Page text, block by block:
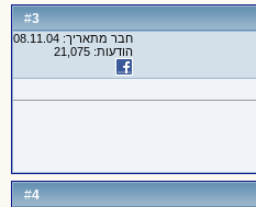
#
3
חבר מתאריך: 08.11.04
הודעות: 21,075
#
4